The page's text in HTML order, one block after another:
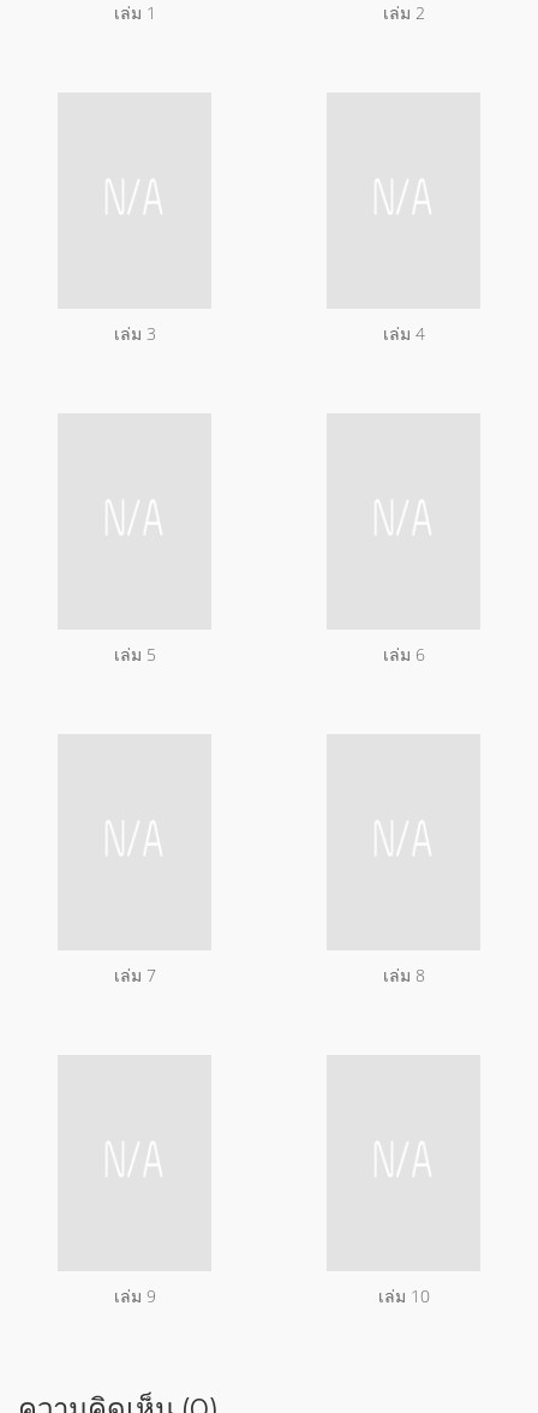
เล่ม 1 เล่ม 2
เล่ม 3 เล่ม 4
เล่ม 5 เล่ม 6
เล่ม 7 เล่ม 8
เล่ม 9 เล่ม 10